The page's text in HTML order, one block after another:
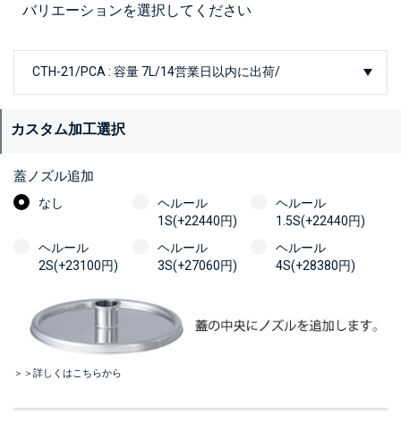
バリエーションを選択してください
カスタム加工選択
蓋ノズル追加
なし
ヘルール
1S(+22440円)
ヘルール
1.5S(+22440円)
ヘルール
2S(+23100円)
ヘルール
3S(+27060円)
ヘルール
4S(+28380円)
＞＞詳しくはこちらから